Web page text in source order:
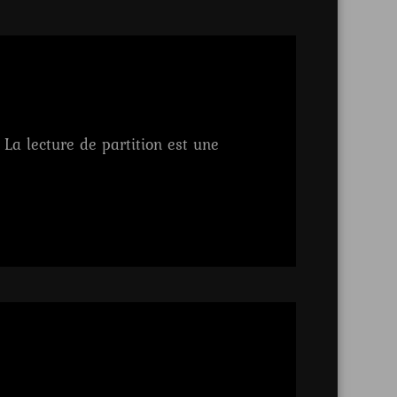
lecture de partition est une